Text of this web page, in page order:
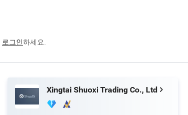
로그인하세요.
Xingtai Shuoxi Trading Co., Ltd